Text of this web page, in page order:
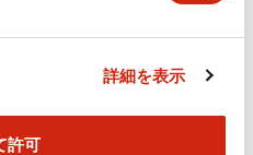
詳細を表示
許可